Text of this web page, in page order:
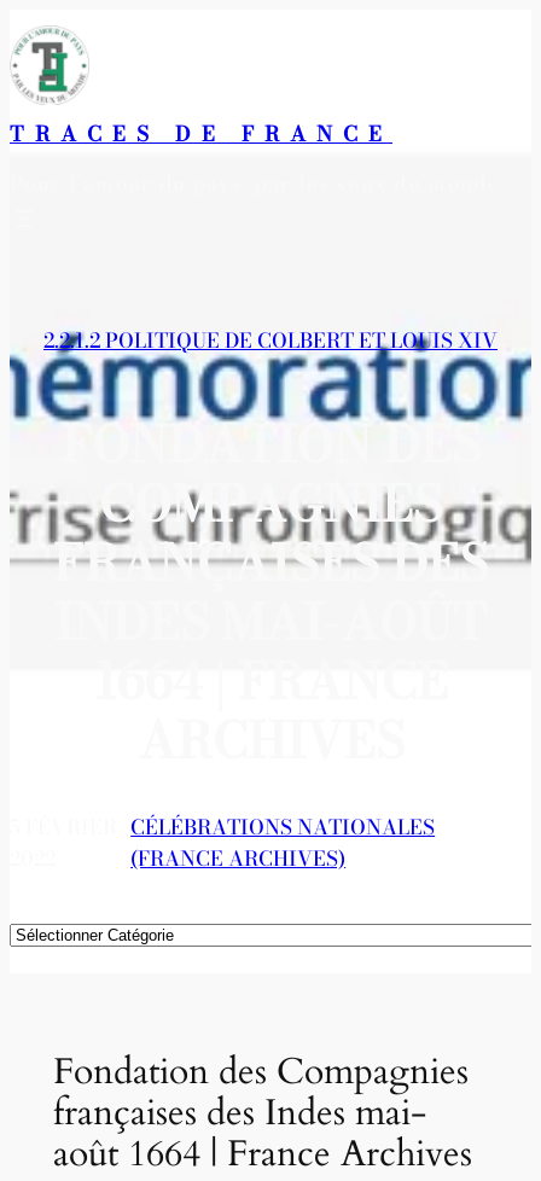
Aller
au
contenu
TRACES DE FRANCE
2.2.1.2 POLITIQUE DE COLBERT ET LOUIS XIV
FONDATION DES
COMPAGNIES
FRANÇAISES DES
CÉLÉBRATIONS NATIONALES
(FRANCE ARCHIVES)
Catégories
Fondation des Compagnies
françaises des Indes mai-
août 1664 | France Archives